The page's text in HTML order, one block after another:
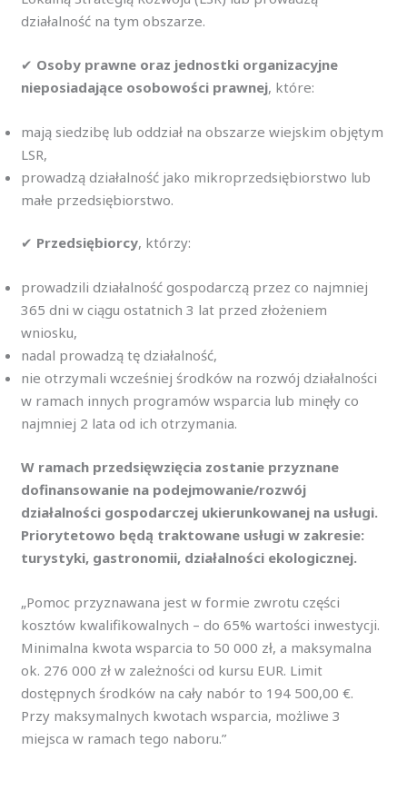
działalność na tym obszarze.
✔ Osoby prawne oraz jednostki organizacyjne
nieposiadające osobowości prawnej, które:
mają siedzibę lub oddział na obszarze wiejskim objętym
LSR,
prowadzą działalność jako mikroprzedsiębiorstwo lub
małe przedsiębiorstwo.
✔ Przedsiębiorcy, którzy:
prowadzili działalność gospodarczą przez co najmniej
365 dni w ciągu ostatnich 3 lat przed złożeniem
wniosku,
nadal prowadzą tę działalność,
nie otrzymali wcześniej środków na rozwój działalności
w ramach innych programów wsparcia lub minęły co
najmniej 2 lata od ich otrzymania.
W ramach przedsięwzięcia zostanie przyznane
dofinansowanie na podejmowanie/rozwój
działalności gospodarczej ukierunkowanej na usługi.
Priorytetowo będą traktowane usługi w zakresie:
turystyki, gastronomii, działalności ekologicznej.
„Pomoc przyznawana jest w formie zwrotu części
kosztów kwalifikowalnych – do 65% wartości inwestycji.
Minimalna kwota wsparcia to 50 000 zł, a maksymalna
ok. 276 000 zł w zależności od kursu EUR. Limit
dostępnych środków na cały nabór to 194 500,00 €.
Przy maksymalnych kwotach wsparcia, możliwe 3
miejsca w ramach tego naboru.”